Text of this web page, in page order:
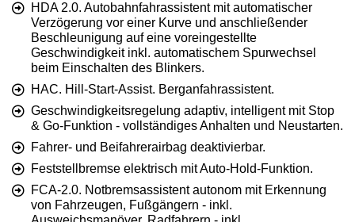
HDA 2.0. Autobahnfahrassistent mit automatischer
Verzögerung vor einer Kurve und anschließender
Beschleunigung auf eine voreingestellte
Geschwindigkeit inkl. automatischem Spurwechsel
beim Einschalten des Blinkers.
HAC. Hill-Start-Assist. Berganfahrassistent.
Geschwindigkeitsregelung adaptiv, intelligent mit Stop
& Go-Funktion - vollständiges Anhalten und Neustarten.
Fahrer- und Beifahrerairbag deaktivierbar.
Feststellbremse elektrisch mit Auto-Hold-Funktion.
FCA-2.0. Notbremsassistent autonom mit Erkennung
von Fahrzeugen, Fußgängern - inkl.